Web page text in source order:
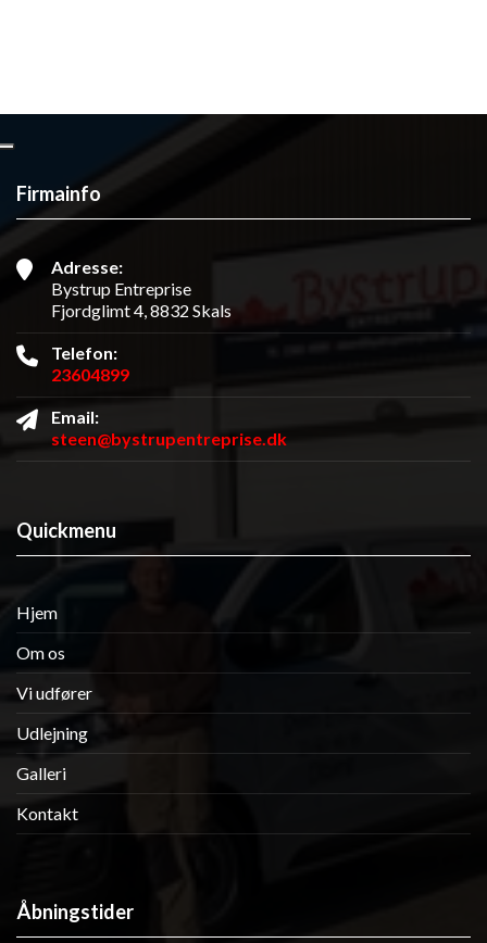
Firmainfo
Adresse:
Bystrup Entreprise
Fjordglimt 4, 8832 Skals
Telefon:
23604899
Email:
steen@bystrupentreprise.dk
Quickmenu
Hjem
Om os
Vi udfører
Udlejning
Galleri
Kontakt
Åbningstider